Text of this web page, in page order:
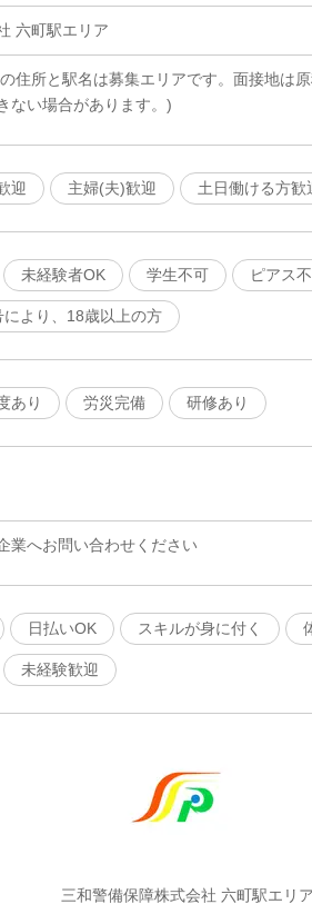
六町駅エリア
住所と駅名は募集エリアです。面接地は
ない場合があります。)
迎 主婦(夫)歓迎 土日働ける方歓
未経験者OK 学生不可 ピアス
より、18歳以上の方
あり 労災完備 研修あり
業へお問い合わせください
日払いOK スキルが身に付く
未経験歓迎
三和警備保障株式会社 六町駅エリア